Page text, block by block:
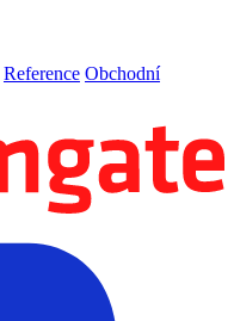
Reference Obchodní